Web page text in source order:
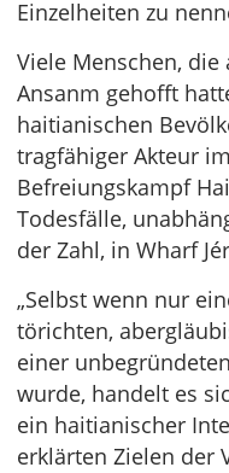
Einzelheiten zu
Viele Menschen,
Ansanm gehofft
haitianischen
tragfähiger Akteur
Befreiungskampf
Todesfälle,
der Zahl, in Wharf
„Selbst wenn nur
törichten,
einer
wurde, handelt es
ein haitianischer
erklärten Zielen der